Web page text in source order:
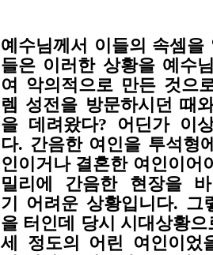
예수님께서 이들의 속셈
들은 이러한 상황을 예수
여 악의적으로 만든 것으
렘 성전을 방문하시던 때
을 데려왔다? 어딘가 이
다. 간음한 여인을 투석형
인이거나 결혼한 여인이어
밀리에 간음한 현장을
기 어려운 상황입니다. 그
을 터인데 당시 시대상황
세 정도의 어린 여인이었